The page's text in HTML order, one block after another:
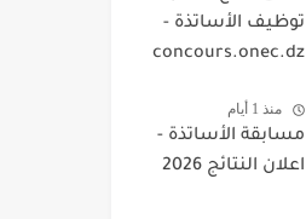
توظيف الأساتذة -
concours.onec.dz
منذ 1 أيام
مسابقة الأساتذة -
اعلان النتائج 2026